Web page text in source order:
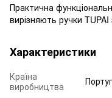
Практична
вирізняють ручки
Характеристики
Країна
виробництва